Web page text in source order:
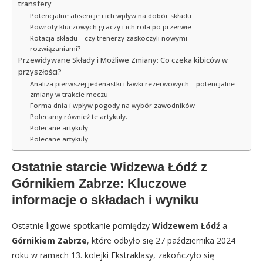
transfery
Potencjalne absencje i ich wpływ na dobór składu
Powroty kluczowych graczy i ich rola po przerwie
Rotacja składu – czy trenerzy zaskoczyli nowymi
rozwiązaniami?
Przewidywane Składy i Możliwe Zmiany: Co czeka kibiców w
przyszłości?
Analiza pierwszej jedenastki i ławki rezerwowych – potencjalne
zmiany w trakcie meczu
Forma dnia i wpływ pogody na wybór zawodników
Polecamy również te artykuły:
Polecane artykuły
Polecane artykuły
Ostatnie starcie Widzewa Łódź z
Górnikiem Zabrze: Kluczowe
informacje o składach i wyniku
Ostatnie ligowe spotkanie pomiędzy Widzewem Łódź a
Górnikiem Zabrze, które odbyło się 27 października 2024
roku w ramach 13. kolejki Ekstraklasy, zakończyło się